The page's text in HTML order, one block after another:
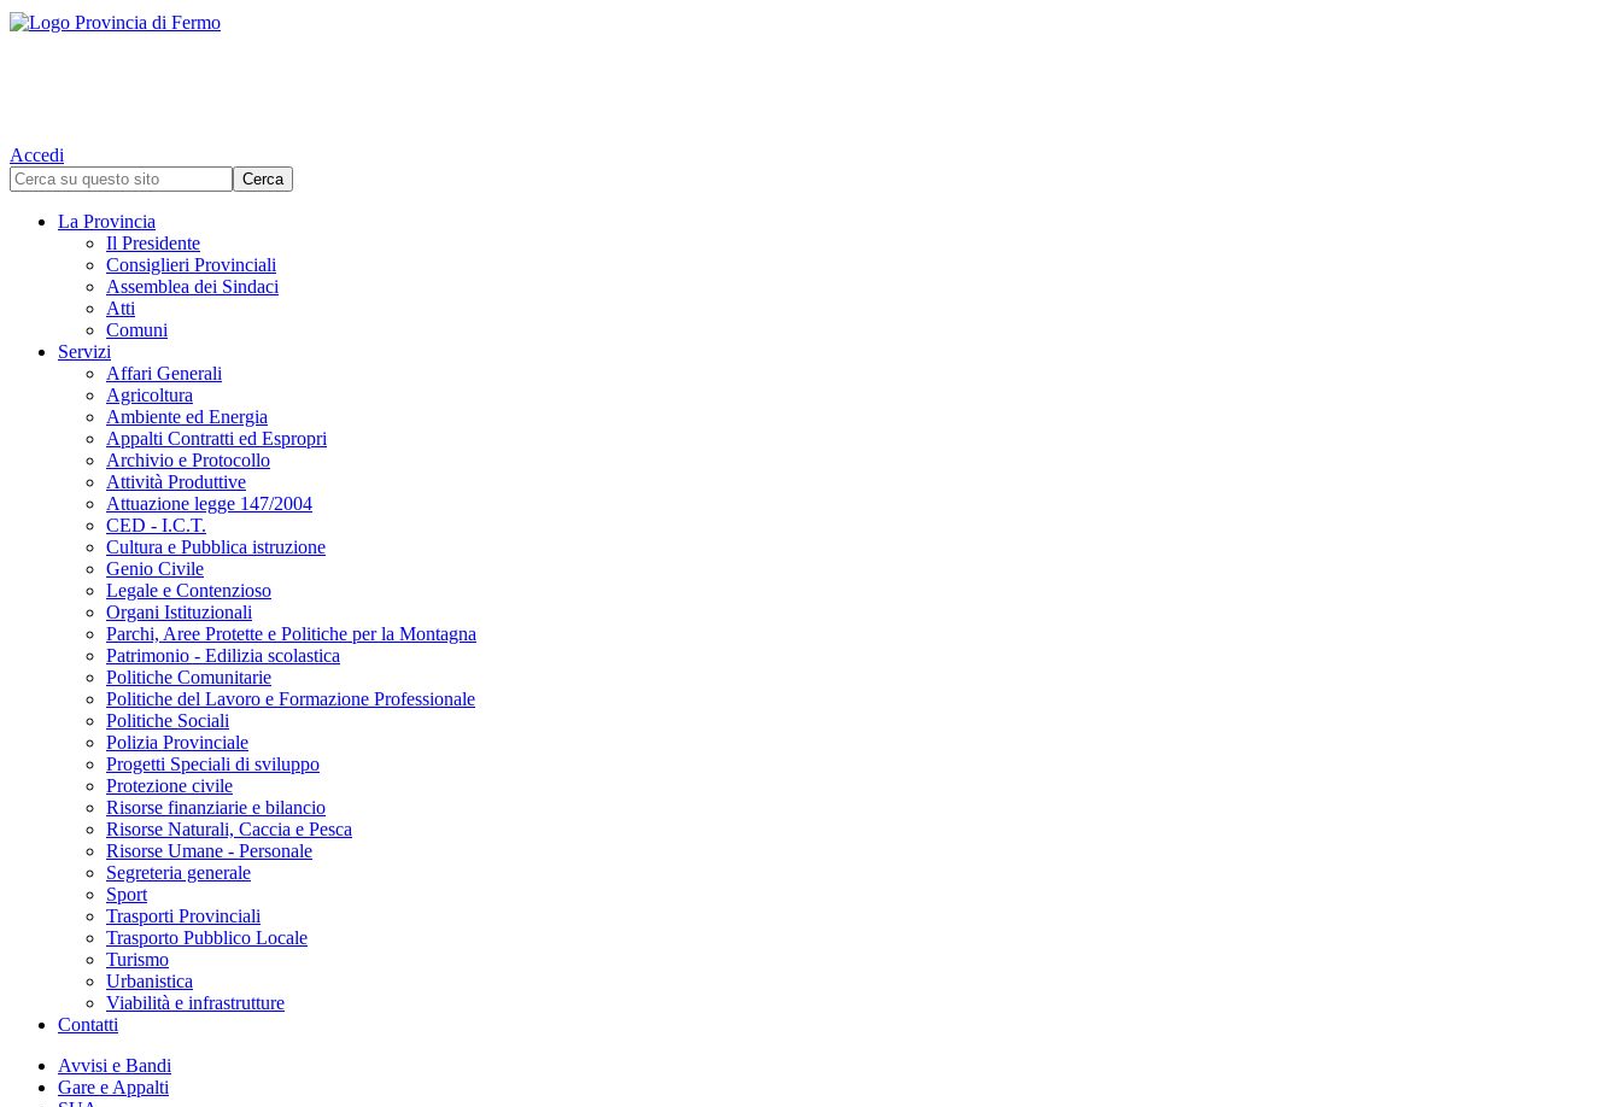
Accedi
La Provincia
Il Presidente
Consiglieri Provinciali
Assemblea dei Sindaci
Atti
Comuni
Servizi
Affari Generali
Agricoltura
Ambiente ed Energia
Appalti Contratti ed Espropri
Archivio e Protocollo
Attività Produttive
Attuazione legge 147/2004
CED - I.C.T.
Cultura e Pubblica istruzione
Genio Civile
Legale e Contenzioso
Organi Istituzionali
Parchi, Aree Protette e Politiche per la Montagna
Patrimonio - Edilizia scolastica
Politiche Comunitarie
Politiche del Lavoro e Formazione Professionale
Politiche Sociali
Polizia Provinciale
Progetti Speciali di sviluppo
Protezione civile
Risorse finanziarie e bilancio
Risorse Naturali, Caccia e Pesca
Risorse Umane - Personale
Segreteria generale
Sport
Trasporti Provinciali
Trasporto Pubblico Locale
Turismo
Urbanistica
Viabilità e infrastrutture
Contatti
Avvisi e Bandi
Gare e Appalti